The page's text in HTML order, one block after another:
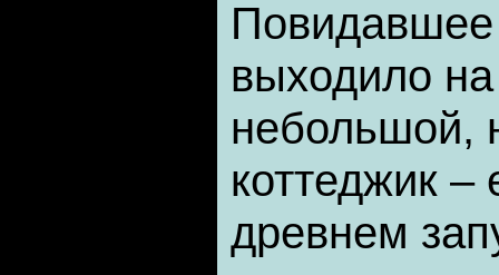
Повидавшее
выходило
небольшой,
коттеджик –
древнем